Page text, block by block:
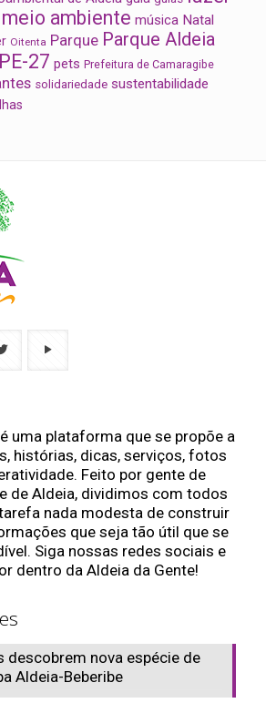
meio ambiente música Natal
Oitenta Parque Parque Aldeia
PE-27 pets Prefeitura de Camaragibe
solidariedade sustentabilidade
uma plataforma que se propõe a
histórias, dicas, serviços, fotos
Feito por gente de
de Aldeia, dividimos com todos
nada modesta de construir
que seja tão útil que se
Siga nossas redes sociais e
dentro da Aldeia da Gente!
descobrem nova espécie de
Aldeia-Beberibe